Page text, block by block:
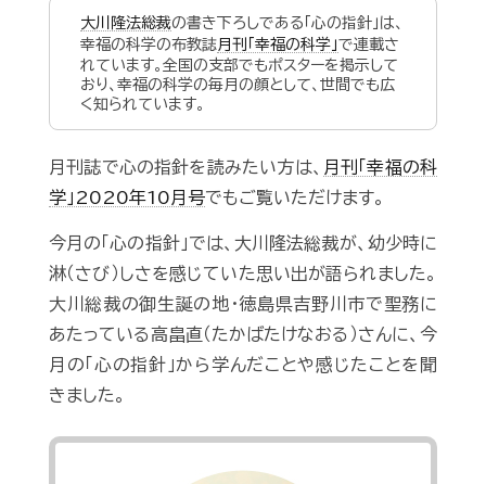
大川隆法総裁の書き下ろしである「心の指針」は、
幸福の科学の布教誌月刊「幸福の科学」で連載さ
れています。全国の支部でもポスターを掲示して
おり、幸福の科学の毎月の顔として、世間でも広
く知られています。
月刊誌で心の指針を読みたい方は、 月刊「幸福の科
学」2020年10月号でもご覧いただけます。
今月の「心の指針」では、大川隆法総裁が、幼少時に
淋（さび）しさを感じていた思い出が語られました。
大川総裁の御生誕の地・徳島県吉野川市で聖務に
あたっている高畠直（たかばたけなおる）さんに、今
月の「心の指針」から学んだことや感じたことを聞
きました。